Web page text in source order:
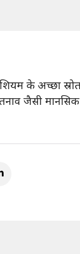
के अच्छा
जैसी मानसिक